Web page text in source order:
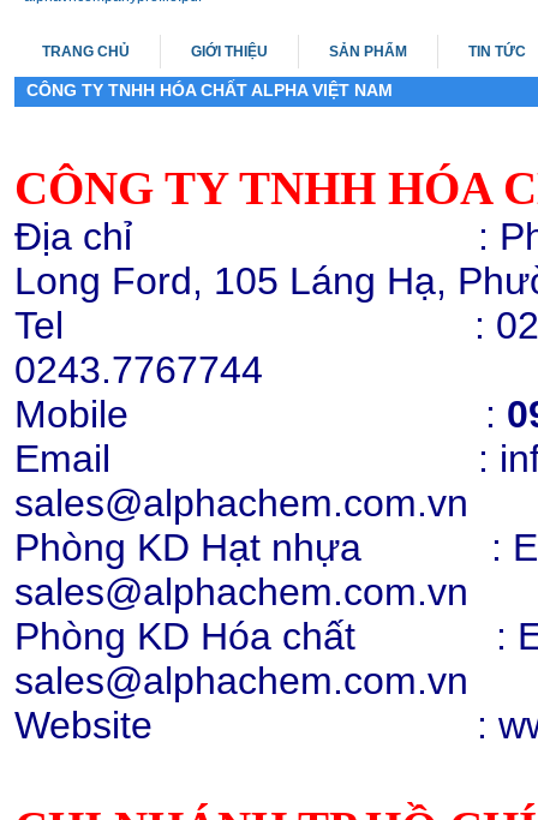
Melamine 99.8%, Yulong
Chi tiết
Hạt nhựa PP K8009
Chi tiết
Hạt nhựa PC 2407, 2807, 2858,
trong suốt
Mua hàng
TRANG CHỦ GIỚI THIỆU SẢN PHẨM TIN TỨC
CÔNG TY TNHH HÓA CHẤT ALPHA VIỆT NAM
CÔNG TY TNHH HÓA
Địa chỉ : Phòng 503,
Long Ford, 105 Láng Hạ,
Tel :
0243.7767744
Mobile :
Email :
Phòng KD Hạt nhựa :
sales@alphachem.com.vn
Phòng KD Hóa chất :
sales@alphachem.com.vn
Website :